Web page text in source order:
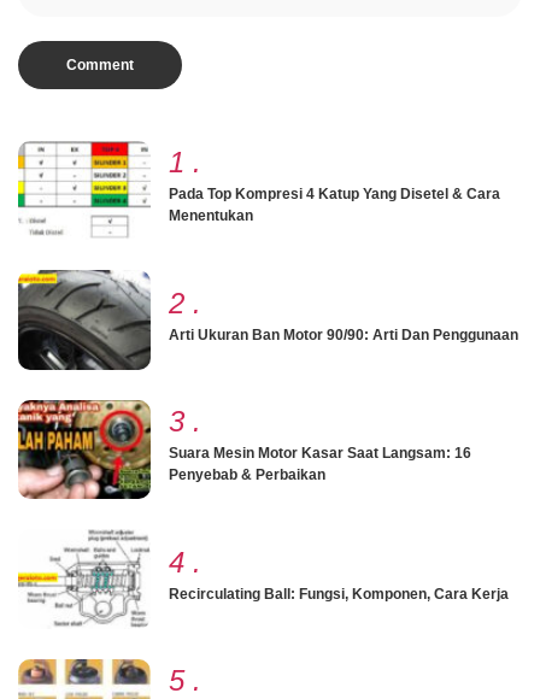
1 .
Pada Top Kompresi 4 Katup Yang Disetel & Cara
Menentukan
2 .
Arti Ukuran Ban Motor 90/90: Arti Dan Penggunaan
3 .
Suara Mesin Motor Kasar Saat Langsam: 16
Penyebab & Perbaikan
4 .
Recirculating Ball: Fungsi, Komponen, Cara Kerja
5 .